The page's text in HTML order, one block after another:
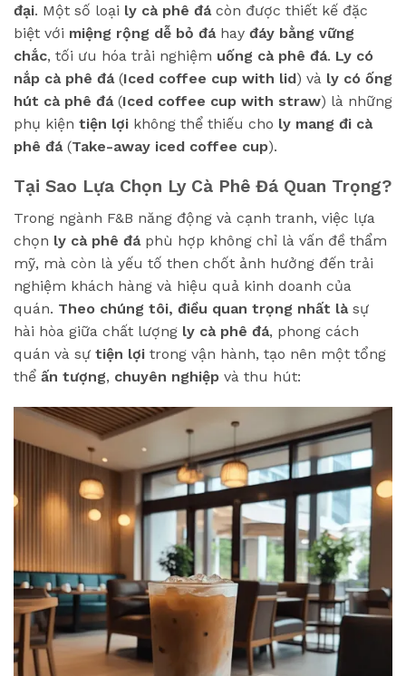
đại. Một số loại ly cà phê đácòn được thiết kế đặc
biệt với miệng rộng dễ bỏ đáhay đáy bằng vững
chắc, tối ưu hóa trải nghiệm uống cà phê đá. Ly có
nắp cà phê đá(Iced coffee cup with lid) và ly có ống
hút cà phê đá(Iced coffee cup with straw) là những
phụ kiện tiện lợi không thể thiếu cho ly mang đi cà
phê đá(Take-away iced coffee cup).
Tại Sao Lựa Chọn Ly Cà Phê Đá Quan Trọng?
Trong ngành F&B năng động và cạnh tranh, việc lựa
chọn ly cà phê đáphù hợp không chỉ là vấn đề thẩm
mỹ, mà còn là yếu tố then chốt ảnh hưởng đến trải
nghiệm khách hàng và hiệu quả kinh doanh của
quán. Theo chúng tôi, điều quan trọng nhất làsự
hài hòa giữa chất lượng ly cà phê đá, phong cách
quán và sự tiện lợi trong vận hành, tạo nên một tổng
thể ấn tượng, chuyên nghiệp và thu hút: